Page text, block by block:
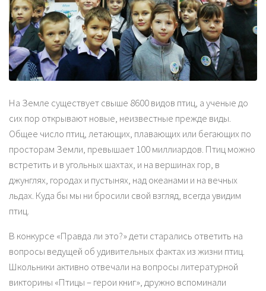
На Земле существует свыше 8600 видов птиц, а ученые до
сих пор открывают новые, неизвестные прежде виды.
Общее число птиц, летающих, плавающих или бегающих по
просторам Земли, превышает 100 миллиардов. Птиц можно
встретить и в угольных шахтах, и на вершинах гор, в
джунглях, городах и пустынях, над океанами и на вечных
льдах. Куда бы мы ни бросили свой взгляд, всегда увидим
птиц.
В конкурсе «Правда ли это?» дети старались ответить на
вопросы ведущей об удивительных фактах из жизни птиц.
Школьники активно отвечали на вопросы литературной
викторины «Птицы – герои книг», дружно вспоминали